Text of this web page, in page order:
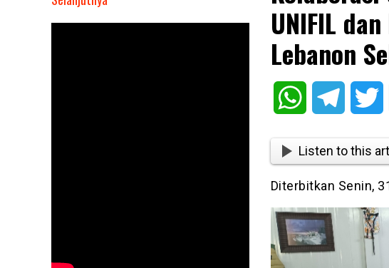
UNIFIL
Lebanon
WhatsAppTelegram
Listen to this
Diterbitkan Senin,